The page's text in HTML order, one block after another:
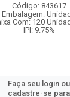
Código: 843617
Embalagem:
Com: 120
IPI: 9.75%
Faça seu login ou
cadastre-se para